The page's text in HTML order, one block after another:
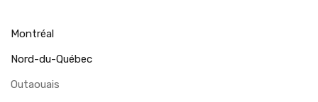
Montréal
Nord-du-Québec
Outaouais